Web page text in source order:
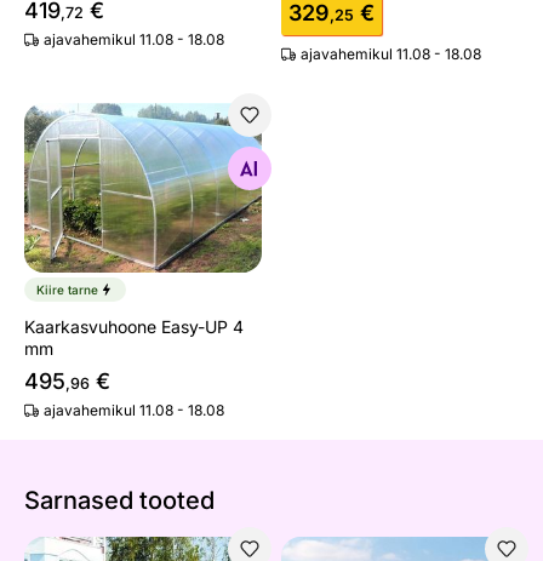
419,72 €
ajavahemikul 11.08 - 18.08
329,25 €
ajavahemikul 11.08 - 18.08
Kaarkasvuhoone Easy-UP 4 mm
Otsi sarnaseid
Kiire tarne
Kaarkasvuhoone Easy-UP 4
mm
495,96 €
ajavahemikul 11.08 - 18.08
Sarnased tooted